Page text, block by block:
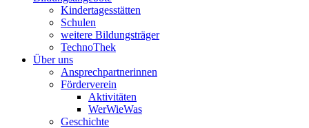
Kindertagesstätten
Schulen
weitere Bildungsträger
TechnoThek
Über uns
Ansprechpartnerinnen
Förderverein
Aktivitäten
WerWieWas
Geschichte